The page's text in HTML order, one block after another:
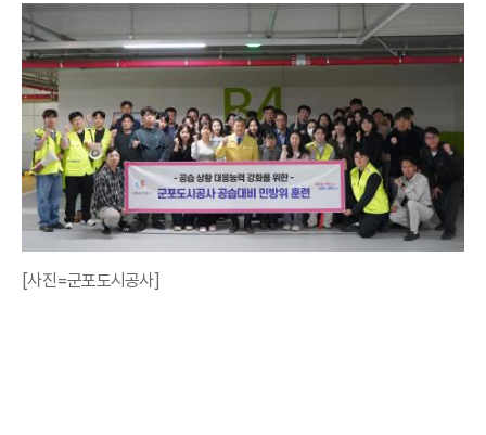
[사진=군포도시공사]